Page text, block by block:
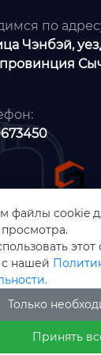
по
Чэнбэй,

файлы cookie
этот
с нашей
Только
Принять